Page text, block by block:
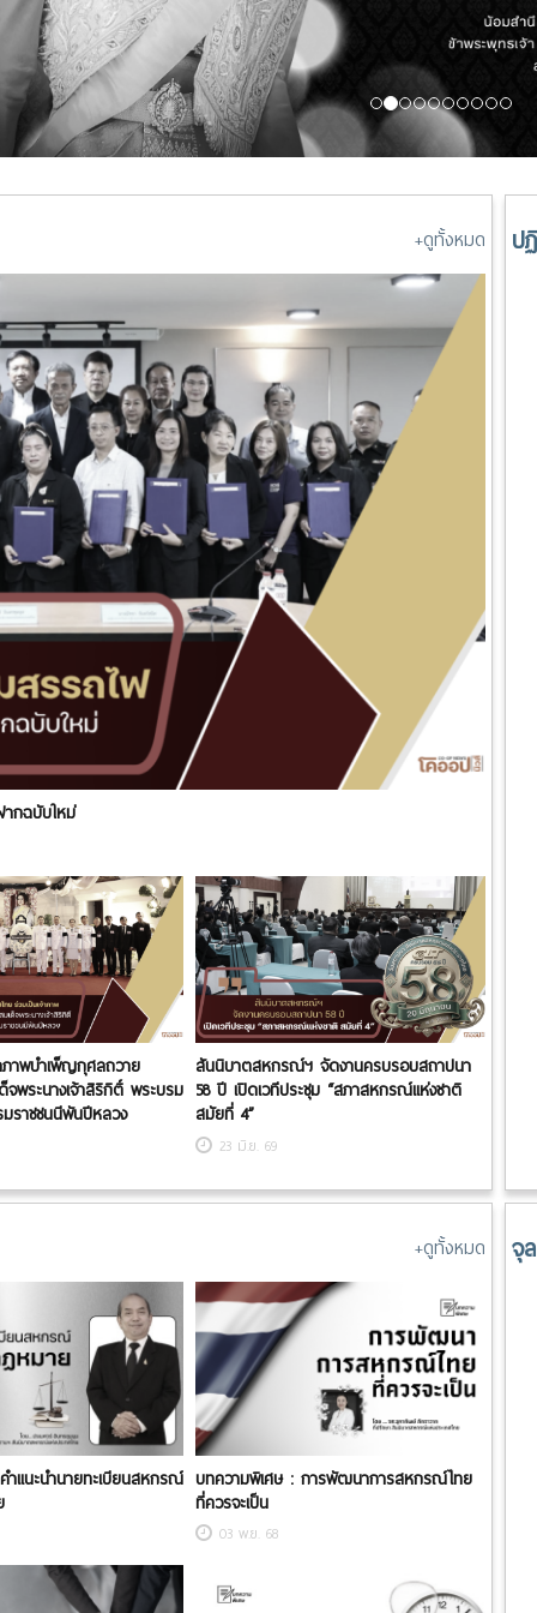
+ดูทั้งหมด
กฉบับใหม่
ภาพบำเพ็ญกุศลถวาย
พระนางเจ้าสิริกิติ์ พระบรม
ราชชนนีพันปีหลวง
สันนิบาตสหกรณ์ฯ จัดงานครบรอบสถาปนา
58 ปี เปิดเวทีประชุม “สภาสหกรณ์แห่งชาติ
สมัยที่ 4”
23 มิ.ย. 69
ป
+ดูทั้งหมด
แนะนำนายทะเบียนสหกรณ์ บทความพิเศษ : การพัฒนาการสหกรณ์ไทย
ที่ควรจะเป็น
03 พ.ย. 68
จุ